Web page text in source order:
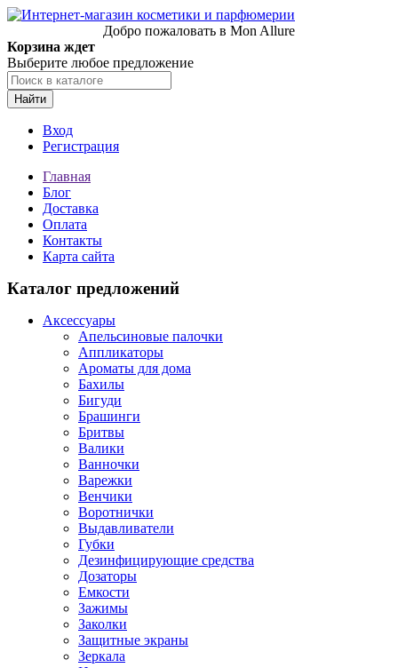
Добро пожаловать в Mon Allure
Корзина ждет
Выберите любое предложение
Найти
Вход
Регистрация
Главная
Блог
Доставка
Оплата
Контакты
Карта сайта
Каталог предложений
Аксессуары
Апельсиновые палочки
Аппликаторы
Ароматы для дома
Бахилы
Бигуди
Брашинги
Бритвы
Валики
Ванночки
Варежки
Венчики
Воротнички
Выдавливатели
Губки
Дезинфицирующие средства
Дозаторы
Емкости
Зажимы
Заколки
Защитные экраны
Зеркала